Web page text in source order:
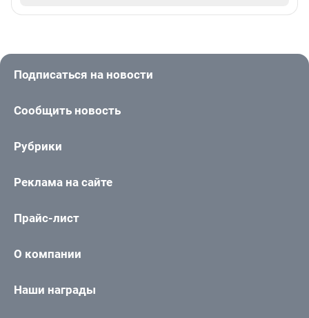
Подписаться на новости
Сообщить новость
Рубрики
Реклама на сайте
Прайс-лист
О компании
Наши награды